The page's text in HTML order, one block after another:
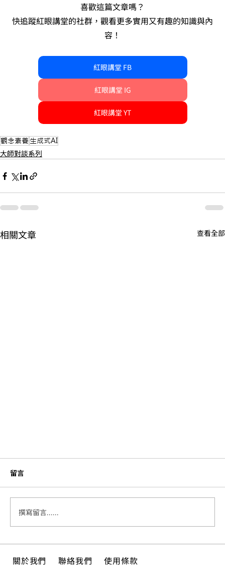
喜歡這篇文章嗎？
快追蹤紅眼講堂的社群，觀看更多實用又有趣的知識與內
容！
紅眼講堂 FB
紅眼講堂 IG
紅眼講堂 YT
觀念素養 生成式AI
大師對談系列
相關文章 查看全部
留言
撰寫留言......
關於我們 聯絡我們 使用條款